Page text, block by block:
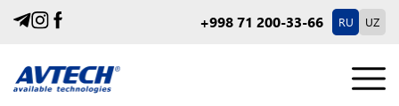
+998 71 200-33-66 RU UZ